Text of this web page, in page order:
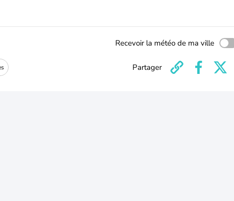
Recevoir la météo de ma ville
Partager